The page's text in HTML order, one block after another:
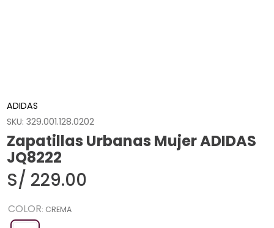
ADIDAS
SKU:329.001.128.0202
Zapatillas Urbanas Mujer ADIDAS
JQ8222
S/ 229.00
COLOR: CREMA